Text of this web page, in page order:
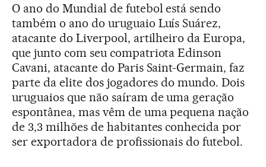
O ano do Mundial de futebol está sendo
também o ano do uruguaio Luís Suárez,
atacante do Liverpool, artilheiro da Europa,
que junto com seu compatriota Edinson
Cavani, atacante do Paris Saint-Germain, faz
parte da elite dos jogadores do mundo. Dois
uruguaios que não saíram de uma geração
espontânea, mas vêm de uma pequena nação
de 3,3 milhões de habitantes conhecida por
ser exportadora de profissionais do futebol.